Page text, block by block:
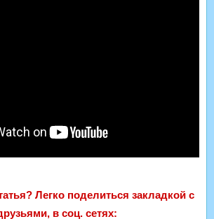
Легко поделиться закладкой с
в соц. сетях: